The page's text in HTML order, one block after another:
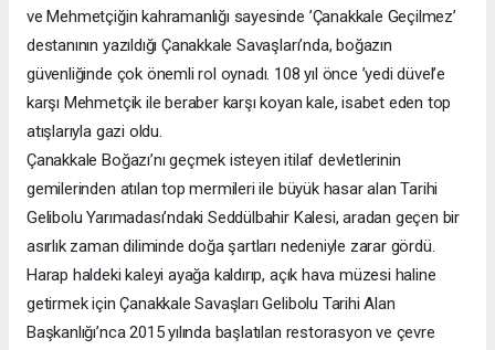
ve Mehmetçiğin kahramanlığı sayesinde ’Çanakkale Geçilmez’
destanının yazıldığı Çanakkale Savaşları’nda, boğazın
güvenliğinde çok önemli rol oynadı. 108 yıl önce ’yedi düvel’e
karşı Mehmetçik ile beraber karşı koyan kale, isabet eden top
atışlarıyla gazi oldu.
Çanakkale Boğazı’nı geçmek isteyen itilaf devletlerinin
gemilerinden atılan top mermileri ile büyük hasar alan Tarihi
Gelibolu Yarımadası’ndaki Seddülbahir Kalesi, aradan geçen bir
asırlık zaman diliminde doğa şartları nedeniyle zarar gördü.
Harap haldeki kaleyi ayağa kaldırıp, açık hava müzesi haline
getirmek için Çanakkale Savaşları Gelibolu Tarihi Alan
Başkanlığı’nca 2015 yılında başlatılan restorasyon ve çevre